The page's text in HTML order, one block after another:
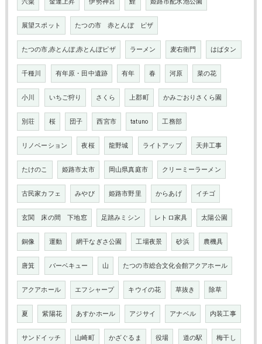
展望スポット たつの市 赤とんぼ ピザ
たつの市,赤とんぼ,赤とんぼピザ ラーメン 麦右衛門 はばタン
千種川 有年原・田中遺跡 有年 春 河原 菜の花
小川 いちご狩り さくら 上郡町 かみごおりさくら園
別荘 桜 団子 西宮市 tatuno 工務部
リノベーション 夜桜 龍野城 ライトアップ 天井工事
たけのこ 姫路市太市 岡山県真庭市 クリーミーラーメン
古民家カフェ みやび 姫路市野里 からあげ イチゴ
玄関 床の間 下地窓 足踏みミシン レトロ家具 太陽公園
銅像 運動 網干なぎさ公園 工場夜景 砂浜 農機具
唐箕 バーベキュー 山 たつの市総合文化会館アクアホール
アクアホール エフシャープ キウイの花 草抜き 除草
夏 紫陽花 あすかホール アジサイ アナベル 内装工事
サンドイッチ 山崎町 かざぐるま 役場 道の駅 梅干し